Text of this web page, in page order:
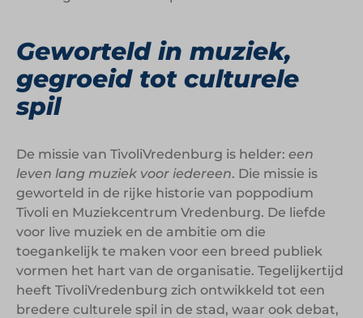
Geworteld in muziek,
gegroeid tot culturele
spil
De missie van TivoliVredenburg is helder: een
leven lang muziek voor iedereen. Die missie is
geworteld in de rijke historie van poppodium
Tivoli en Muziekcentrum Vredenburg. De liefde
voor live muziek en de ambitie om die
toegankelijk te maken voor een breed publiek
vormen het hart van de organisatie. Tegelijkertijd
heeft TivoliVredenburg zich ontwikkeld tot een
bredere culturele spil in de stad, waar ook debat,